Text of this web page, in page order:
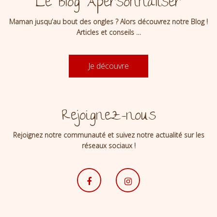
Maman jusqu’au bout des ongles ? Alors découvrez notre Blog !
Articles et conseils …
Je découvre
Rejoignez-nous
Rejoignez notre communauté et suivez notre actualité sur les
réseaux sociaux !